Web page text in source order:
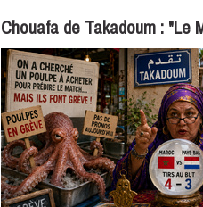
Chouafa de Takadoum :